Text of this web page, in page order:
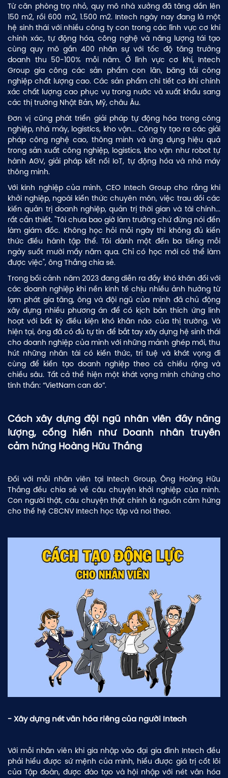
Từ căn phòng trọ nhỏ, quy mô nhà xưởng đã tăng dần lên
150 m2, rồi 600 m2, 1.500 m2. Intech ngày nay đang là một
hệ sinh thái với nhiều công ty con trong các lĩnh vực cơ khí
chính xác, tự động hóa, công nghệ và năng lượng tái tạo
cùng quy mô gần 400 nhân sự với tốc độ tăng trưởng
doanh thu 50-100% mỗi năm. Ở lĩnh vực cơ khí, Intech
Group gia công các sản phẩm con lăn, băng tải công
nghiệp chất lượng cao. Các sản phẩm chi tiết cơ khí chính
xác chất lượng cao phục vụ trong nước và xuất khẩu sang
các thị trường Nhật Bản, Mỹ, châu Âu.
Đơn vị cũng phát triển giải pháp tự động hóa trong công
nghiệp, nhà máy, logistics, kho vận... Công ty tạo ra các giải
pháp công nghệ cao, thông minh và ứng dụng hiệu quả
trong sản xuất công nghiệp, logistics, kho vận như robot tự
hành AGV, giải pháp kết nối IoT, tự động hóa và nhà máy
thông minh.
Với kinh nghiệp của mình, CEO Intech Group cho rằng khi
khởi nghiệp, ngoài kiến thức chuyên môn, việc trau dồi các
kiến quản trị doanh nghiệp, quản trị thời gian và tài chính...
rất cần thiết. "Tôi chưa bao giờ làm trưởng chứ đừng nói đến
làm giám đốc. Không học hỏi mỗi ngày thì không đủ kiến
thức điều hành tập thể. Tôi dành một đến ba tiếng mỗi
ngày suốt mười mấy năm qua. Chỉ có học mới có thể làm
được việc", ông Thắng chia sẻ.
Trong bối cảnh năm 2023 đang diễn ra đầy khó khăn đối với
các doanh nghiệp khi nền kinh tế chịu nhiều ảnh hưởng từ
lạm phát gia tăng, ông và đội ngũ của mình đã chủ động
xây dựng nhiều phương án để có kịch bản thích ứng linh
hoạt với bất kỳ điều kiện khó khăn nào của thị trường. Và
hiện tại, ông đã có đủ tự tin để bắt tay xây dựng hệ sinh thái
cho doanh nghiệp của mình với những mảnh ghép mới, thu
hút những nhân tài có kiến thức, trí tuệ và khát vọng đi
cùng để kiến tạo doanh nghiệp theo cả chiều rộng và
chiều sâu. Tất cả thể hiện một khát vọng minh chứng cho
tinh thần: “VietNam can do”.
Cách xây dựng đội ngũ nhân viên đầy năng
lượng, cống hiến như Doanh nhân truyền
cảm hứng Hoàng Hữu Thắng
Đối với mỗi nhân viên tại Intech Group, Ông Hoàng Hữu
Thắng đều chia sẻ về câu chuyện khởi nghiệp của mình.
Con người thật, câu chuyện thật chính là nguồn cảm hứng
cho thế hệ CBCNV Intech học tập và noi theo.
- Xây dựng nét văn hóa riêng của người Intech
Với mỗi nhân viên khi gia nhập vào đại gia đình Intech đều
phải hiểu được sứ mệnh của mình, hiểu được giá trị cốt lõi
của Tập đoàn, được đào tạo và hội nhập với nét văn hóa